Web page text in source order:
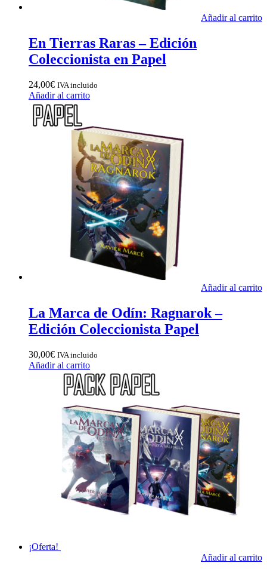
Añadir al carrito
En Tierras Raras – Edición
Coleccionista en Papel
24,00€ IVA incluido
Añadir al carrito
Añadir al carrito
La Marca de Odín: Ragnarok –
Edición Coleccionista Papel
30,00€ IVA incluido
Añadir al carrito
¡Oferta!
Añadir al carrito